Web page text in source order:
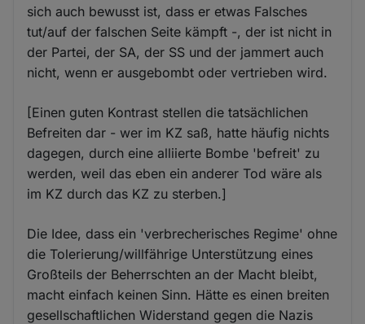
sich auch bewusst ist, dass er etwas Falsches
tut/auf der falschen Seite kämpft -, der ist nicht in
der Partei, der SA, der SS und der jammert auch
nicht, wenn er ausgebombt oder vertrieben wird.
[Einen guten Kontrast stellen die tatsächlichen
Befreiten dar - wer im KZ saß, hatte häufig nichts
dagegen, durch eine alliierte Bombe 'befreit' zu
werden, weil das eben ein anderer Tod wäre als
im KZ durch das KZ zu sterben.]
Die Idee, dass ein 'verbrecherisches Regime' ohne
die Tolerierung/willfährige Unterstützung eines
Großteils der Beherrschten an der Macht bleibt,
macht einfach keinen Sinn. Hätte es einen breiten
gesellschaftlichen Widerstand gegen die Nazis